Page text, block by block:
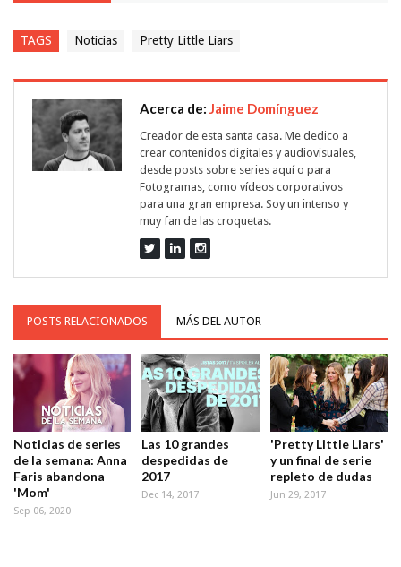
TAGS Noticias Pretty Little Liars
Acerca de: Jaime Domínguez
Creador de esta santa casa. Me dedico a
crear contenidos digitales y audiovisuales,
desde posts sobre series aquí o para
Fotogramas, como vídeos corporativos
para una gran empresa. Soy un intenso y
muy fan de las croquetas.
POSTS RELACIONADOS MÁS DEL AUTOR
Noticias de series
de la semana: Anna
Faris abandona
'Mom'
Sep 06, 2020
Las 10 grandes
despedidas de
2017
Dec 14, 2017
'Pretty Little Liars'
y un final de serie
repleto de dudas
Jun 29, 2017